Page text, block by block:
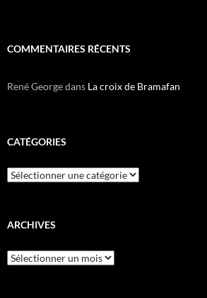
COMMENTAIRES RÉCENTS
René Georgedans La croix de Bramafan
CATÉGORIES
Catégories
ARCHIVES
Archives